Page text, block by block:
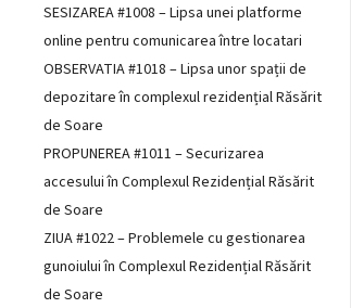
SESIZAREA #1008 – Lipsa unei platforme
online pentru comunicarea între locatari
OBSERVATIA #1018 – Lipsa unor spații de
depozitare în complexul rezidențial Răsărit
de Soare
PROPUNEREA #1011 – Securizarea
accesului în Complexul Rezidențial Răsărit
de Soare
ZIUA #1022 – Problemele cu gestionarea
gunoiului în Complexul Rezidențial Răsărit
de Soare